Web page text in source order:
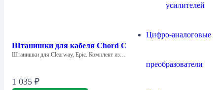
усилителей
Цифро-аналоговые
преобразователи
Штанишки для кабеля Chord Company Big Trousers
Штанишки для Clearway, Epic. Комплект из…
1 035 ₽